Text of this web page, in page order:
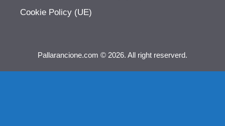
Cookie Policy (UE)
Pallarancione.com © 2026. All right reserverd.